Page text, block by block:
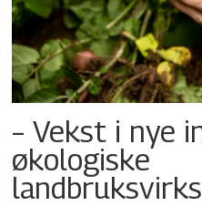
– Vekst i nye
økologiske